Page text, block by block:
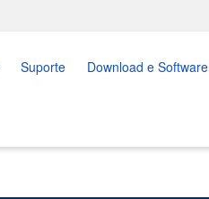
Suporte Download e Software